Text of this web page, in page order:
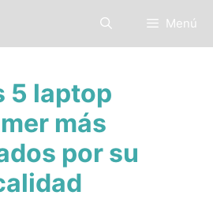
Menú
5 laptop
más
por su